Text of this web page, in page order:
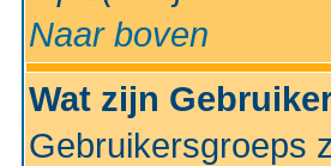
Naar boven
Wat zijn
Gebruikersgroeps